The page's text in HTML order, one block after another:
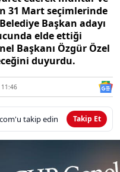
31 Mart seçimlerinde
Başkan adayı
elde ettiği
Başkanı Özgür Özel
duyurdu.
11:46
takip edin Takip Et